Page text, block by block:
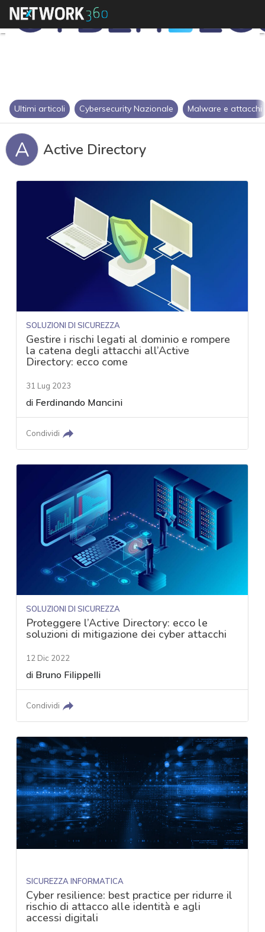
Ultimi articoli Cybersecurity Nazionale Malware e attacchi
A Active Directory
SOLUZIONI DI SICUREZZA
Gestire i rischi legati al dominio e rompere
la catena degli attacchi all’Active
Directory: ecco come
31 Lug 2023
di Ferdinando Mancini
Condividi
SOLUZIONI DI SICUREZZA
Proteggere l’Active Directory: ecco le
soluzioni di mitigazione dei cyber attacchi
12 Dic 2022
di Bruno Filippelli
Condividi
SICUREZZA INFORMATICA
Cyber resilience: best practice per ridurre il
rischio di attacco alle identità e agli
accessi digitali